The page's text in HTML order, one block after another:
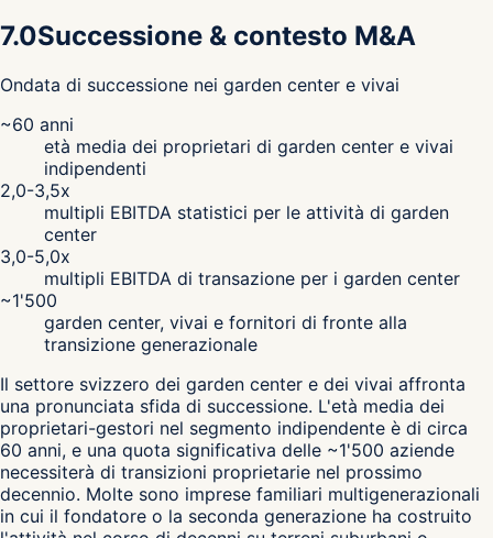
7.0Successione & contesto M&A
Ondata di successione nei garden center e vivai
~60 anni
età media dei proprietari di garden center e vivai
indipendenti
2,0-3,5x
multipli EBITDA statistici per le attività di garden
center
3,0-5,0x
multipli EBITDA di transazione per i garden center
~1'500
garden center, vivai e fornitori di fronte alla
transizione generazionale
Il settore svizzero dei garden center e dei vivai affronta
una pronunciata sfida di successione. L'età media dei
proprietari-gestori nel segmento indipendente è di circa
60 anni, e una quota significativa delle ~1'500 aziende
necessiterà di transizioni proprietarie nel prossimo
decennio. Molte sono imprese familiari multigenerazionali
in cui il fondatore o la seconda generazione ha costruito